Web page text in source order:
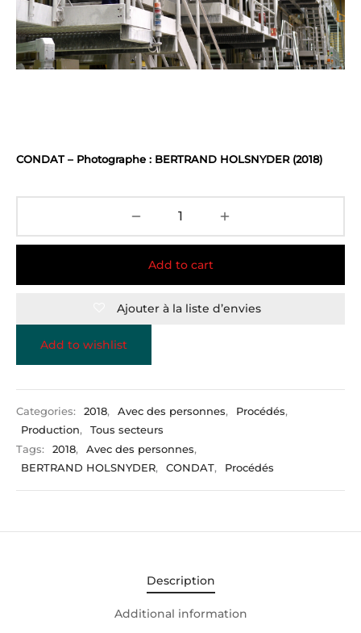
CONDAT – Photographe : BERTRAND HOLSNYDER (2018)
Add to cart
Ajouter à la liste d’envies
Add to wishlist
Categories: 2018, Avec des personnes, Procédés,
Production,
Tous secteurs
Tags:
2018, Avec des personnes,
BERTRAND HOLSNYDER, CONDAT, Procédés
Description
Additional information